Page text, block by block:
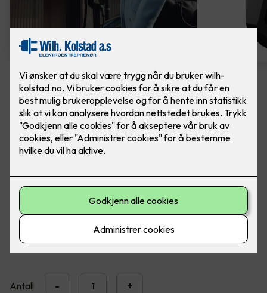
Easee Charge Max
Ferdig montert elbillader. Easee Charge Max er
kraftig, presis og solid.
En MID-sertifisert elbillader designet for å levere nøyaktige
strømmålinger, forståelige fakturaer og full kontroll over
ladekostnadene.
20,990,-
Antall - +